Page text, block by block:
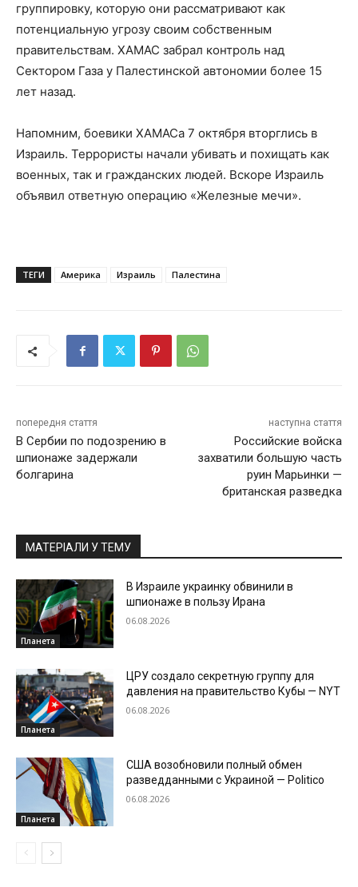
группировку, которую они рассматривают как
потенциальную угрозу своим собственным
правительствам. ХАМАС забрал контроль над
Сектором Газа у Палестинской автономии более 15
лет назад.
Напомним, боевики ХАМАСа 7 октября вторглись в
Израиль. Террористы начали убивать и похищать как
военных, так и гражданских людей. Вскоре Израиль
объявил ответную операцию «Железные мечи».
ТЕГИ Америка Израиль Палестина
попередня стаття
В Сербии по подозрению в
шпионаже задержали
болгарина
наступна стаття
Российские войска
захватили большую часть
руин Марьинки —
британская разведка
МАТЕРІАЛИ У ТЕМУ
Планета
В Израиле украинку обвинили в
шпионаже в пользу Ирана
06.08.2026
Планета
ЦРУ создало секретную группу для
давления на правительство Кубы — NYT
06.08.2026
Планета
США возобновили полный обмен
разведданными с Украиной — Politico
06.08.2026